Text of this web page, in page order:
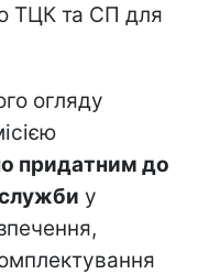
ТЦК та СП для
огляду
придатним до
у